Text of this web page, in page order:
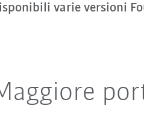
varie versioni